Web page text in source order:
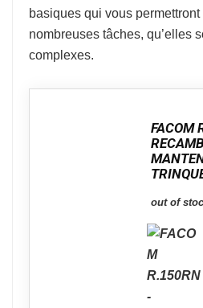
basiques qui vous
nombreuses tâches, qu’elles
complexes.
FACOM
out of